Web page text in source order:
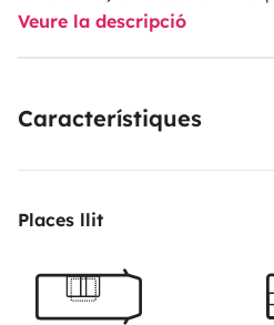
main facile très peu de porte
(2) vélos standard mais pas
pers, divers produits de
TV avec parabole automatique
que si le véhicule est rendu
Veure la descripció
Característiques
Places llit